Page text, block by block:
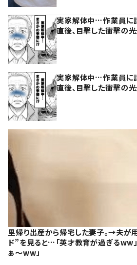
実家解体中…作業員に
直後、目撃した衝撃の光
実家解体中…作業員に
直後、目撃した衝撃の光
里帰り出産から帰宅した妻子。→夫が
ド”を見ると…「英才教育が過ぎるww
ぁ～ww」